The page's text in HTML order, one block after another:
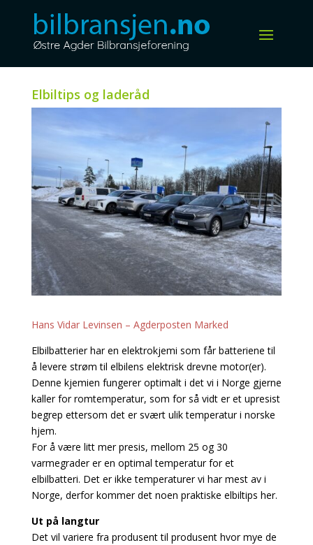
Elbiltips og laderåd
Hans Vidar Levinsen – Agderposten Marked
Elbilbatterier har en elektrokjemi som får batteriene til
å levere strøm til elbilens elektrisk drevne motor(er).
Denne kjemien fungerer optimalt i det vi i Norge gjerne
kaller for romtemperatur, som for så vidt er et upresist
begrep ettersom det er svært ulik temperatur i norske
hjem.
For å være litt mer presis, mellom 25 og 30
varmegrader er en optimal temperatur for et
elbilbatteri. Det er ikke temperaturer vi har mest av i
Norge, derfor kommer det noen praktiske elbiltips her.
Ut på langtur
Det vil variere fra produsent til produsent hvor mye de